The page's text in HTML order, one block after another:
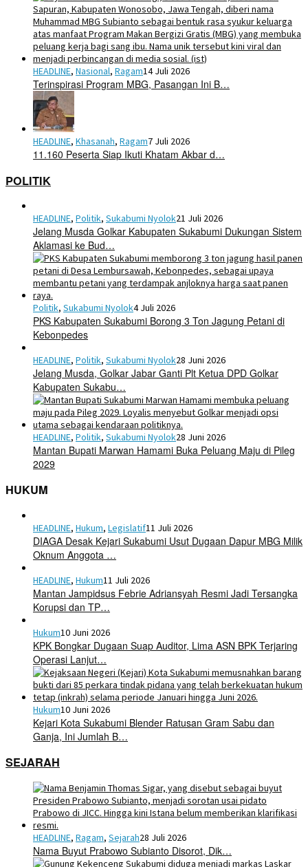
HEADLINE, Nasional, Ragam14 Juli 2026
Terinspirasi Program MBG, Pasangan Ini B…
HEADLINE, Khasanah, Ragam7 Juli 2026
11.160 Peserta Siap Ikuti Khatam Akbar d…
POLITIK
HEADLINE, Politik, Sukabumi Nyolok21 Juli 2026
Jelang Musda Golkar Kabupaten Sukabumi Dukungan Sistem
Aklamasi ke Bud…
Politik, Sukabumi Nyolok4 Juli 2026
PKS Kabupaten Sukabumi Borong 3 Ton Jagung Petani di
Kebonpedes
HEADLINE, Politik, Sukabumi Nyolok28 Juni 2026
Jelang Musda, Golkar Jabar Ganti Plt Ketua DPD Golkar
Kabupaten Sukabu…
HEADLINE, Politik, Sukabumi Nyolok28 Juni 2026
Mantan Bupati Marwan Hamami Buka Peluang Maju di Pileg
2029
HUKUM
HEADLINE, Hukum, Legislatif11 Juli 2026
DIAGA Desak Kejari Sukabumi Usut Dugaan Dapur MBG Milik
Oknum Anggota …
HEADLINE, Hukum11 Juli 2026
Mantan Jampidsus Febrie Adriansyah Resmi Jadi Tersangka
Korupsi dan TP…
Hukum10 Juni 2026
KPK Bongkar Dugaan Suap Auditor, Lima ASN BPK Terjaring
Operasi Lanjut…
Hukum10 Juni 2026
Kejari Kota Sukabumi Blender Ratusan Gram Sabu dan
Ganja, Ini Jumlah B…
SEJARAH
HEADLINE, Ragam, Sejarah28 Juli 2026
Nama Buyut Prabowo Subianto Disorot, Dik…